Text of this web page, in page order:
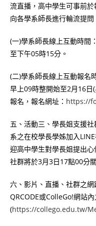
流直播，高中學生可事前
向各學系師長進行輪流提問
(一)學系師長線上互動時間
至下午05時15分。
(二)學系師長線上互動報名
早上09時整開始至2月16日
報名，報名網址： https://
五、活動三、學長姐支援
系之在校學長學姊加入
迎高中學生對學長姐提出
社群將於3月3日17點00分
六、影片、直播、社群之
QRCODE或ColleGo!網站內
(https://collego.edu.tw/